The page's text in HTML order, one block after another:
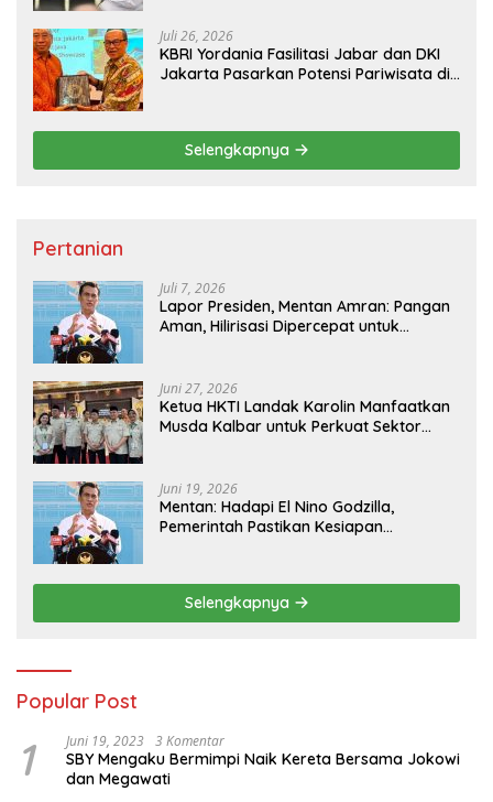
Juli 26, 2026
KBRI Yordania Fasilitasi Jabar dan DKI
Jakarta Pasarkan Potensi Pariwisata di
Selengkapnya
Pertanian
Juli 7, 2026
Lapor Presiden, Mentan Amran: Pangan
Aman, Hilirisasi Dipercepat untuk
Juni 27, 2026
Ketua HKTI Landak Karolin Manfaatkan
Musda Kalbar untuk Perkuat Sektor
Juni 19, 2026
Mentan: Hadapi El Nino Godzilla,
Pemerintah Pastikan Kesiapan
Selengkapnya
Popular Post
1 Juni 19, 2023 3 Komentar
SBY Mengaku Bermimpi Naik Kereta Bersama Jokowi
dan Megawati